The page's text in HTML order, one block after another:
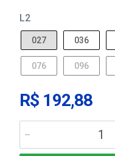
L2
027 036
076 096
R$ 192,88